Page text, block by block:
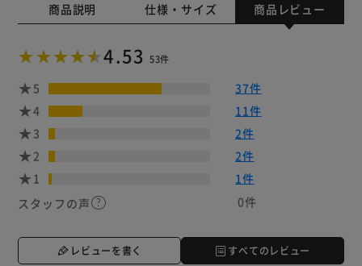
商品説明 仕様・サイズ 商品レビュー
4.53 53件
5
37件
4
11件
3
2件
2
2件
1
1件
スタッフの声
0件
レビューを書く すべてのレビュー